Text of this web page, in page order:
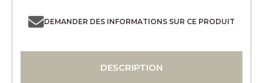
DEMANDER DES INFORMATIONS SUR CE PRODUIT
DESCRIPTION